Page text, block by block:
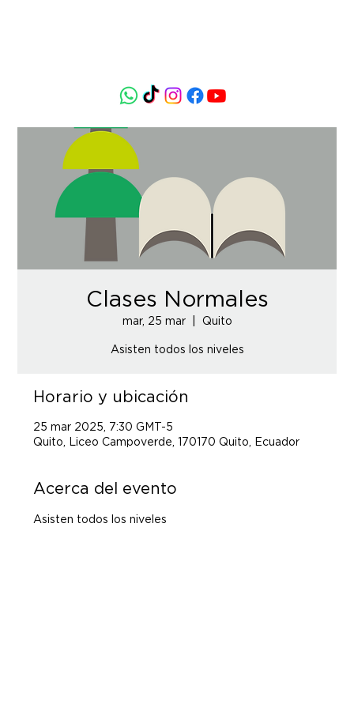
Clases Normales
mar, 25 mar
  |
Quito
Asisten todos los niveles
Horario y ubicación
25 mar 2025, 7:30 GMT-5
Quito, Liceo Campoverde, 170170 Quito, Ecuador
Acerca del evento
Asisten todos los niveles